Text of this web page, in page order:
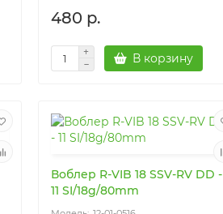
480 р.
В корзину
Воблер R-VIB 18 SSV-RV DD -
11 SI/18g/80mm